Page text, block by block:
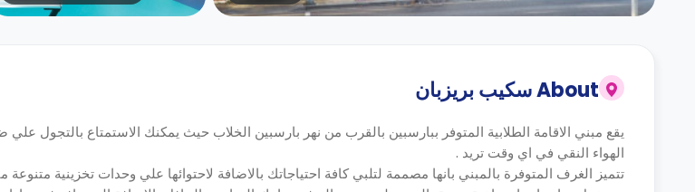
Aboutسكيب بريزبان
يقع مبني الاقامة الطلابية المتوفر ببارسبين بالقرب من نهر بارسبين الخلاب حيث يمكنك الاستمتاع بالتجول
الهواء النقي في اي وقت تريد .
تتميز الغرف المتوفرة بالمبني بانها مصممة لتلبي كافة احتياجاتك بالاضافة لاحتوائها علي وحدات تخزينية